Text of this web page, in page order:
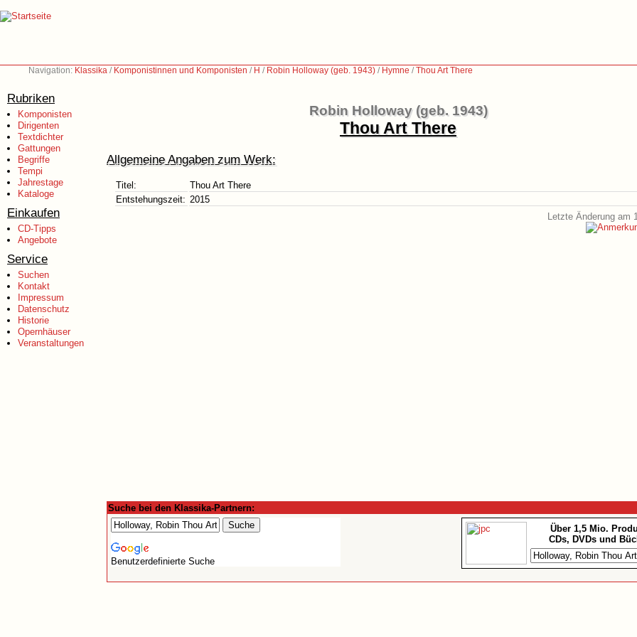
Navigation: Klassika / Komponistinnen und Komponisten / H / Robin Holloway (geb. 1943) / Hymne /Thou Art There
Rubriken
Komponisten
Dirigenten
Textdichter
Gattungen
Begriffe
Tempi
Jahrestage
Kataloge
Einkaufen
CD-Tipps
Angebote
Service
Suchen
Kontakt
Impressum
Datenschutz
Historie
Opernhäuser
Veranstaltungen
Robin Holloway (geb. 1943)
Thou Art There
Allgemeine Angaben zum Werk:
Titel:
Thou Art There
Entstehungszeit: 2015
Letzte Änderung am
Suche bei den Klassika-Partnern:
Benutzerdefinierte Suche
Über 1,5 Mio.
CDs, DVDs und